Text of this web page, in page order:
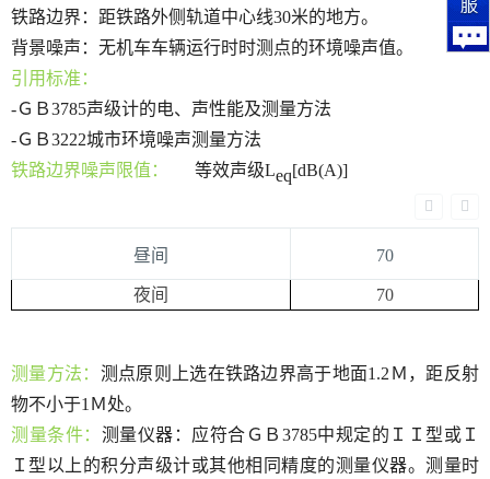
铁路边界：距铁路外侧轨道中心线30米的地方。
背景噪声：无机车车辆运行时时测点的环境噪声值。
引用标准：
-ＧＢ3785声级计的电、声性能及测量方法
-ＧＢ3222城市环境噪声测量方法
铁路边界噪声限值：
等效声级Leq[dB(A)]
昼间 70
夜间 70
测量方法： 测点原则上选在铁路边界高于地面1.2Ｍ，距反射
物不小于1Ｍ处。
测量条件： 测量仪器：应符合ＧＢ 3785中规定的ＩＩ型或Ｉ
Ｉ型以上的积分声级计或其他相同精度的测量仪器。测量时